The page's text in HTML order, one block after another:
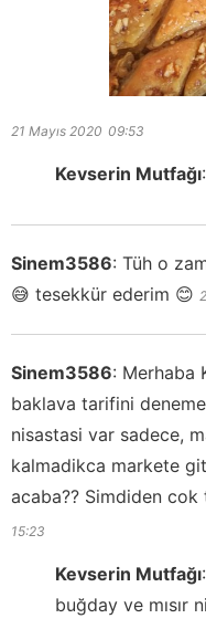
21 Mayıs 2020 09:53
Kevserin Mutfağı:
Sinem3586: Tüh o
😅 tesekkür ederim 😊
Sinem3586: Merhaba
baklava tarifini
nisastasi var sadece,
kalmadikca markete
acaba?? Simdiden
15:23
Kevserin Mutfağı:
buğday ve mısır